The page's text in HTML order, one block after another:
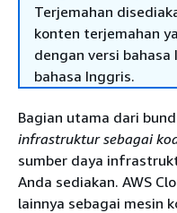
Terjemahan
konten terjemahan
dengan versi
bahasa Inggris.
Bagian utama dari
infrastruktur sebagai
sumber daya
Anda sediakan. AWS
lainnya sebagai mesin